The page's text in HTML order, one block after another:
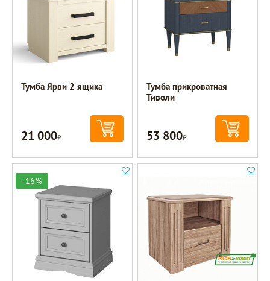
Тумба Ярви 2 ящика
21 000Р
Тумба прикроватная
Тиволи
53 800Р
-16%